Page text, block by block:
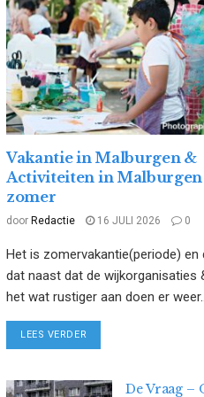
Vakantie in Malburgen &
Activiteiten in Malburgen
zomer
door Redactie 16 JULI 2026 0
Het is zomervakantie(periode) en
dat naast dat de wijkorganisaties
het wat rustiger aan doen er
LEES VERDER
De Vraag –